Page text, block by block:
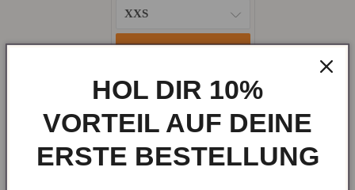
Dein Set benötigt noch 2 Artikel.
HOL DIR 10%
VORTEIL AUF DEINE
ERSTE BESTELLUNG